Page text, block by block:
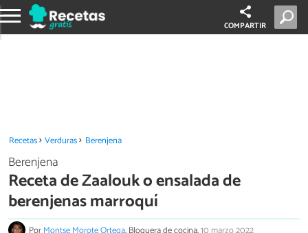
COMPARTIR
Recetas Verduras Berenjena
Berenjena
Receta de Zaalouk o ensalada de
berenjenas marroquí